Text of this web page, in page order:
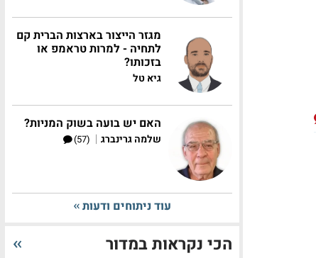
מגזר הייצור בארצות הברית קם
לתחיה - למרות טראמפ או
בזכותו?
גיא טל
האם יש בועה בשוק המניות?
שלמה גרינברג |
(57)
עוד ניתוחים ודעות
הכי נקראות במדור